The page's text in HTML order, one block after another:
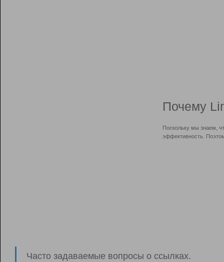
Почему
Поскольку мы знаем,
эффективность.
Часто задаваемые вопросы о ссылках.